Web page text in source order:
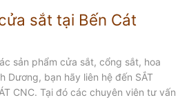
sắt tại Bến Cát
sản phẩm cửa sắt, cổng sắt, hoa
Dương, bạn hãy liên hệ đến SẮT
CNC. Tại đó các chuyên viên tư vấn